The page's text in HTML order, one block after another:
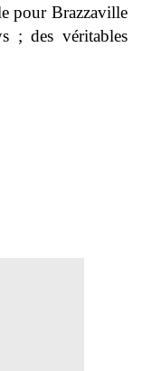
pour Brazzaville
; des véritables